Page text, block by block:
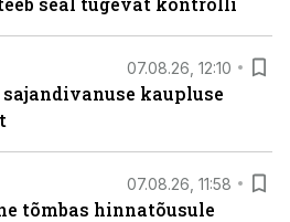
07.08.26, 12:10
kaupluse
07.08.26, 11:58
tõmbas hinnatõusule